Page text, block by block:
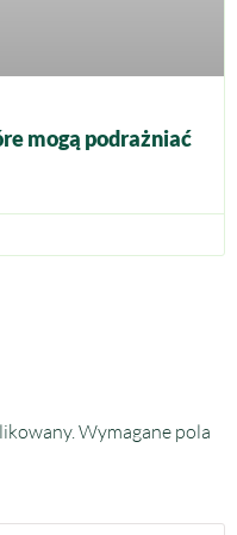
mogą podrażniać
Wymagane pola